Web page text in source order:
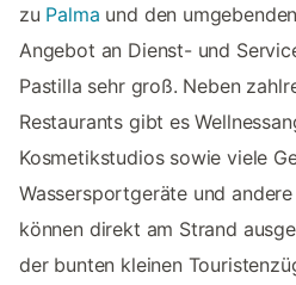
zu Palma und den
Angebot an Dienst- und
Pastilla sehr groß. Neben
Restaurants gibt es
Kosmetikstudios sowie viele
Wassersportgeräte und
können direkt am Strand
der bunten kleinen